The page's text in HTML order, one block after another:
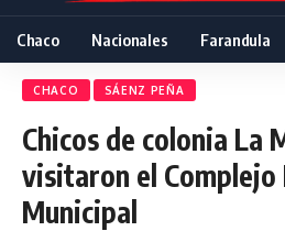
Chaco Nacionales Farandula
CHACO SÁENZ PEÑA
Chicos de colonia La
visitaron el Complejo
Municipal